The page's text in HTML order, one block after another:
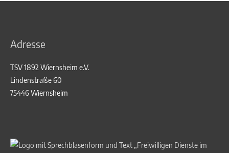
Adresse
TSV 1892 Wiernsheim e.V.
Lindenstraße 60
75446 Wiernsheim